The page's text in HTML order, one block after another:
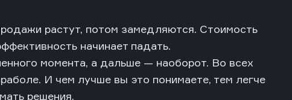
растут, потом замедляются. Стоимость
начинает падать.
момента, а дальше — наоборот. Во всех
И чем лучше вы это понимаете, тем легче
решения.